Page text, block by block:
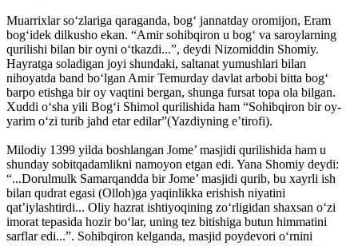
Muarrixlar so‘zlariga qaraganda, bog‘ jannatday oromijon, Eram
bog‘idek dilkusho ekan. “Amir sohibqiron u bog‘ va saroylarning
qurilishi bilan bir oyni o‘tkazdi...”, deydi Nizomiddin Shomiy.
Hayratga soladigan joyi shundaki, saltanat yumushlari bilan
nihoyatda band bo‘lgan Amir Temurday davlat arbobi bitta bog‘
barpo etishga bir oy vaqtini bergan, shunga fursat topa ola bilgan.
Xuddi o‘sha yili Bog‘i Shimol qurilishida ham “Sohibqiron bir oy-
yarim o‘zi turib jahd etar edilar”(Yazdiyning e’tirofi).
Milodiy 1399 yilda boshlangan Jome’ masjidi qurilishida ham u
shunday sobitqadamlikni namoyon etgan edi. Yana Shomiy deydi:
“...Dorulmulk Samarqandda bir Jome’ masjidi qurib, bu xayrli ish
bilan qudrat egasi (Olloh)ga yaqinlikka erishish niyatini
qat’iylashtirdi... Oliy hazrat ishtiyoqining zo‘rligidan shaxsan o‘zi
imorat tepasida hozir bo‘lar, uning tez bitishiga butun himmatini
sarflar edi...”. Sohibqiron kelganda, masjid poydevori o‘rnini